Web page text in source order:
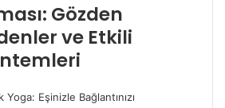
Gözden
ve Etkili